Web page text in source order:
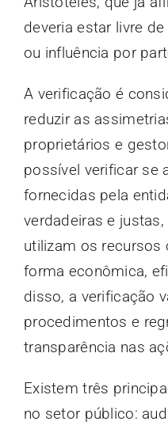
deveria estar livre
ou influência por
A verificação é
reduzir as
proprietários e
possível verificar se
fornecidas pela
verdadeiras e
utilizam os recursos
forma econômica,
disso, a verificação
procedimentos e
transparência nas
Existem três
no setor público: